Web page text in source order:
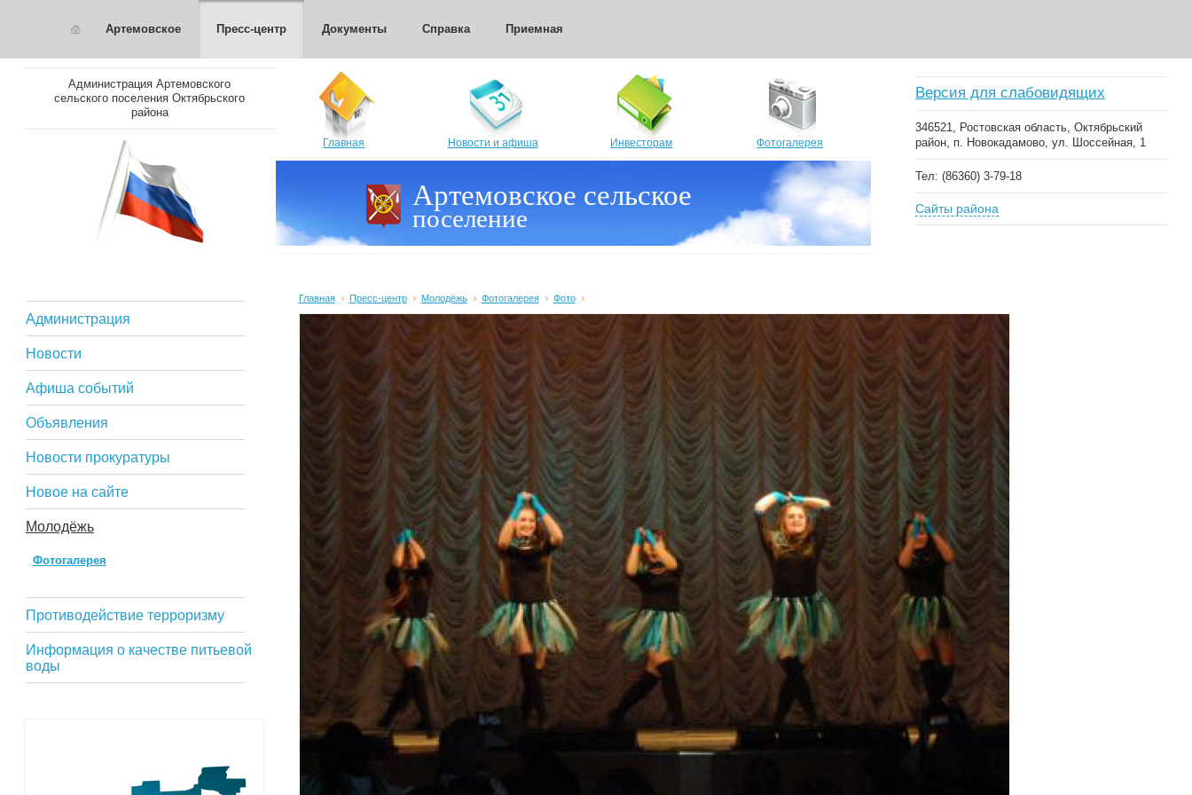
Артемовское Пресс-центр Документы Справка Приемная
Администрация Артемовского
сельского поселения Октябрьского
района
Главная Новости и афиша Инвесторам Фотогалерея
Артемовское сельское
поселение
Версия для слабовидящих
346521, Ростовская область, Октябрьский
район, п. Новокадамово, ул. Шоссейная, 1
Тел: (86360) 3-79-18
Сайты района
Администрация
Новости
Афиша событий
Объявления
Новости прокуратуры
Новое на сайте
Молодёжь
Фотогалерея
Противодействие терроризму
Информация о качестве питьевой
воды
Главная Пресс-центр Молодёжь Фотогалерея Фото